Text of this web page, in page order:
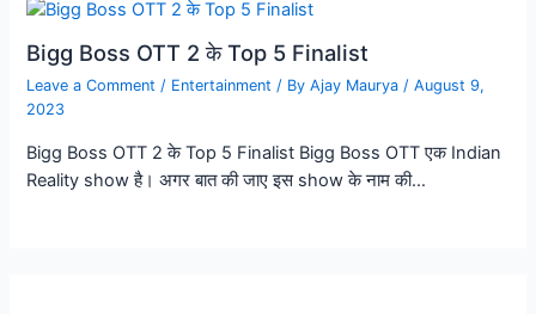
Bigg Boss OTT 2 के Top 5 Finalist
Leave a Comment / Entertainment / ByAjay Maurya/August 9,
2023
Bigg Boss OTT 2 के Top 5 Finalist Bigg Boss OTT एक Indian
Reality show है। अगर बात की जाए इस show के नाम की…